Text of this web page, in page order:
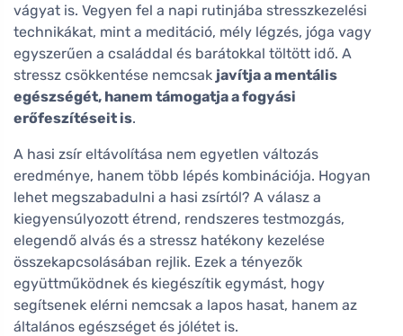
vágyat is. Vegyen fel a napi rutinjába stresszkezelési
technikákat, mint a meditáció, mély légzés, jóga vagy
egyszerűen a családdal és barátokkal töltött idő. A
stressz csökkentése nemcsak javítja a mentális
egészségét, hanem támogatja a fogyási
erőfeszítéseit is.
A hasi zsír eltávolítása nem egyetlen változás
eredménye, hanem több lépés kombinációja. Hogyan
lehet megszabadulni a hasi zsírtól? A válasz a
kiegyensúlyozott étrend, rendszeres testmozgás,
elegendő alvás és a stressz hatékony kezelése
összekapcsolásában rejlik. Ezek a tényezők
együttműködnek és kiegészítik egymást, hogy
segítsenek elérni nemcsak a lapos hasat, hanem az
általános egészséget és jólétet is.